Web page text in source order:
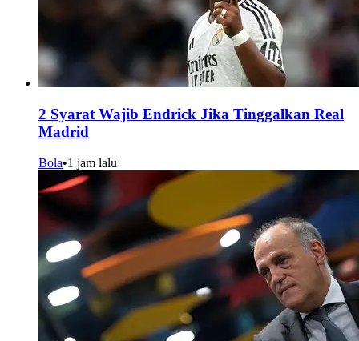
2 Syarat Wajib Endrick Jika Tinggalkan Real
Madrid
Bola•1 jam lalu